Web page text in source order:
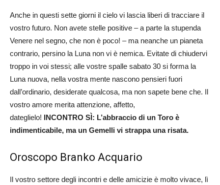
Anche in questi sette giorni il cielo vi lascia liberi di tracciare il
vostro futuro. Non avete stelle positive – a parte la stupenda
Venere nel segno, che non è poco! – ma neanche un pianeta
contrario, persino la Luna non vi è nemica. Evitate di chiudervi
troppo in voi stessi; alle vostre spalle sabato 30 si forma la
Luna nuova, nella vostra mente nascono pensieri fuori
dall’ordinario, desiderate qualcosa, ma non sapete bene che. Il
vostro amore merita attenzione, affetto,
dateglielo! INCONTRO SÌ: L’abbraccio di un Toro è
indimenticabile, ma un Gemelli vi strappa una risata.
Oroscopo Branko Acquario
Il vostro settore degli incontri e delle amicizie è molto vivace, lì